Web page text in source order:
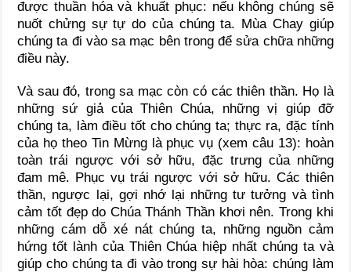
được thuần hóa và khuất phục: nếu không chúng sẽ
nuốt chửng sự tự do của chúng ta. Mùa Chay giúp
chúng ta đi vào sa mạc bên trong để sửa chữa những
điều này.
Và sau đó, trong sa mạc còn có các thiên thần. Họ là
những sứ giả của Thiên Chúa, những vị giúp đỡ
chúng ta, làm điều tốt cho chúng ta; thực ra, đặc tính
của họ theo Tin Mừng là phục vụ (xem câu 13): hoàn
toàn trái ngược với sở hữu, đặc trưng của những
đam mê. Phục vụ trái ngược với sở hữu. Các thiên
thần, ngược lại, gợi nhớ lại những tư tưởng và tình
cảm tốt đẹp do Chúa Thánh Thần khơi nên. Trong khi
những cám dỗ xé nát chúng ta, những nguồn cảm
hứng tốt lành của Thiên Chúa hiệp nhất chúng ta và
giúp cho chúng ta đi vào trong sự hài hòa: chúng làm